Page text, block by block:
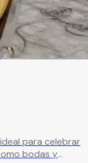
para celebrar
bodas y